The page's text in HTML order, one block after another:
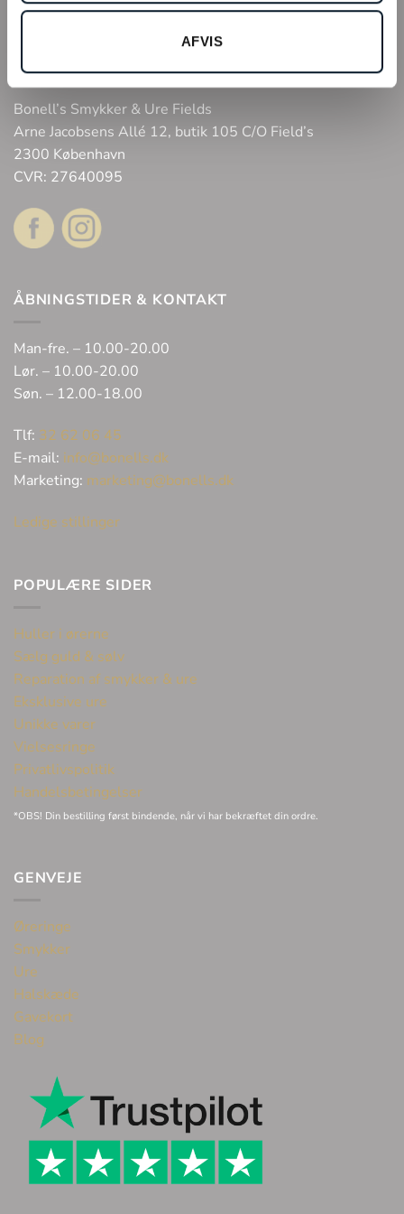
AFVIS
Tilmeld kundeklub
Webshop
Bonell’s Smykker & Ure Fields
Arne Jacobsens Allé 12, butik 105 C/O Field’s
2300 København
CVR: 27640095
ÅBNINGSTIDER & KONTAKT
Man-fre. – 10.00-20.00
Lør. – 10.00-20.00
Søn. – 12.00-18.00
Tlf: 32 62 06 45
E-mail: info@bonells.dk
Marketing: marketing@bonells.dk
Ledige stillinger
POPULÆRE SIDER
Huller i ørerne
Sælg guld & sølv
Reparation af smykker & ure
Eksklusive ure
Unikke varer
Vielsesringe
Privatlivspolitik
Handelsbetingelser
*OBS! Din bestilling først bindende, når vi har bekræftet din ordre.
GENVEJE
Øreringe
Smykker
Ure
Halskæde
Gavekort
Blog